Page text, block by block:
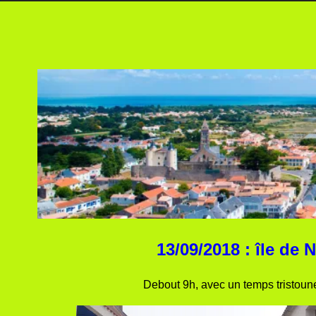
13/09/2018 : île de
Debout 9h, avec un temps